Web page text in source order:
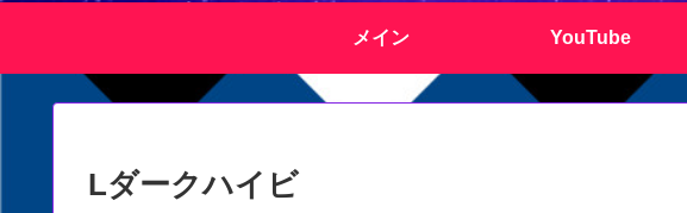
メイン YouTube
Lダークハイビ